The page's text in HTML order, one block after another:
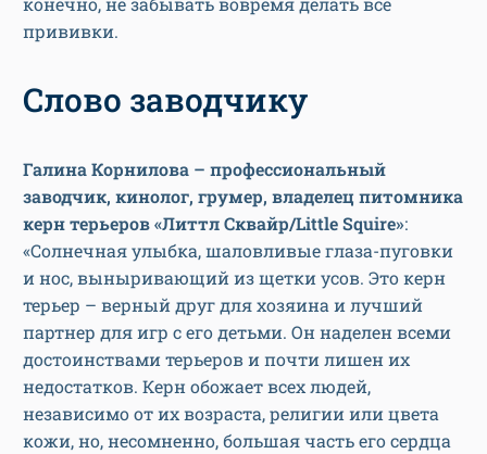
прививки.
Слово заводчику
Галина Корнилова – профессиональный
заводчик, кинолог, грумер, владелец питомника
керн терьеров «Литтл Сквайр/Little Squire»:
«Солнечная улыбка, шаловливые глаза-пуговки
и нос, выныривающий из щетки усов. Это керн
терьер – верный друг для хозяина и лучший
партнер для игр с его детьми. Он наделен всеми
достоинствами терьеров и почти лишен их
недостатков. Керн обожает всех людей,
независимо от их возраста, религии или цвета
кожи, но, несомненно, большая часть его сердца